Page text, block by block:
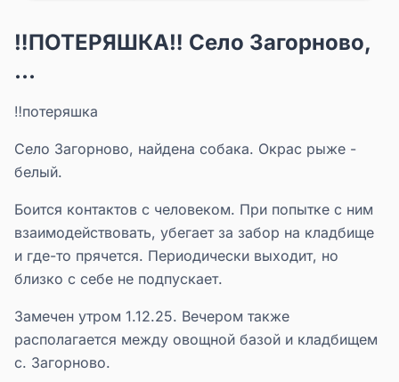
‼ПОТЕРЯШКА️‼️ Село Загорново,
...
‼потеряшка️
Село Загорново, найдена собака. Окрас рыже -
белый.
Боится контактов с человеком. При попытке с ним
взаимодействовать, убегает за забор на кладбище
и где-то прячется. Периодически выходит, но
близко с себе не подпускает.
Замечен утром 1.12.25. Вечером также
располагается между овощной базой и кладбищем
с. Загорново.